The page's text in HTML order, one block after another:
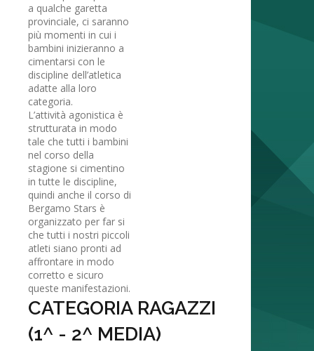
a qualche garetta
provinciale, ci saranno
più momenti in cui i
bambini inizieranno a
cimentarsi con le
discipline dell’atletica
adatte alla loro
categoria.
L’attività agonistica è
strutturata in modo
tale che tutti i bambini
nel corso della
stagione si cimentino
in tutte le discipline,
quindi anche il corso di
Bergamo Stars è
organizzato per far si
che tutti i nostri piccoli
atleti siano pronti ad
affrontare in modo
corretto e sicuro
queste manifestazioni.
CATEGORIA RAGAZZI
(1^ - 2^ MEDIA)